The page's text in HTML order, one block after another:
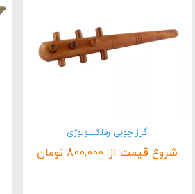
گرز چوبی رفلکسولوژی
شروع قیمت از: 800,000 تومان